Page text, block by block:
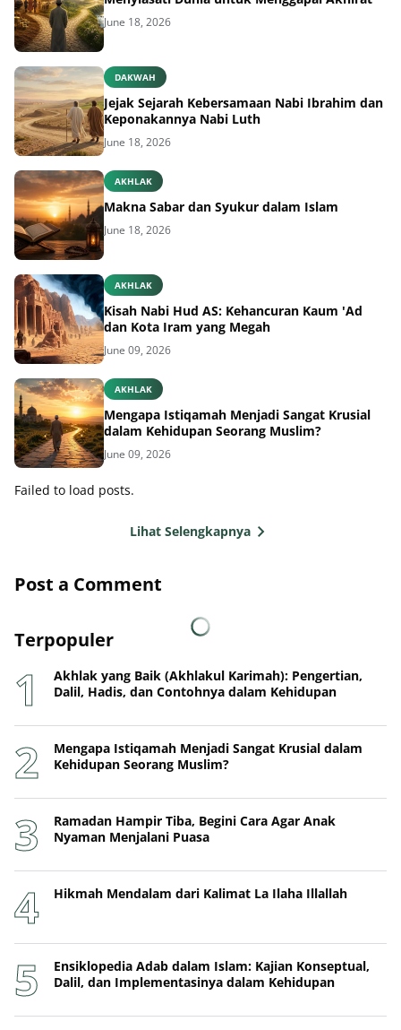
June 18, 2026
DAKWAH
Jejak Sejarah Kebersamaan Nabi Ibrahim dan
Keponakannya Nabi Luth
June 18, 2026
AKHLAK
Makna Sabar dan Syukur dalam Islam
June 18, 2026
AKHLAK
Kisah Nabi Hud AS: Kehancuran Kaum 'Ad
dan Kota Iram yang Megah
June 09, 2026
AKHLAK
Mengapa Istiqamah Menjadi Sangat Krusial
dalam Kehidupan Seorang Muslim?
June 09, 2026
Failed to load posts.
Lihat Selengkapnya
Post a Comment
Terpopuler
Akhlak yang Baik (Akhlakul Karimah): Pengertian,
Dalil, Hadis, dan Contohnya dalam Kehidupan
Mengapa Istiqamah Menjadi Sangat Krusial dalam
Kehidupan Seorang Muslim?
Ramadan Hampir Tiba, Begini Cara Agar Anak
Nyaman Menjalani Puasa
Hikmah Mendalam dari Kalimat La Ilaha Illallah
Ensiklopedia Adab dalam Islam: Kajian Konseptual,
Dalil, dan Implementasinya dalam Kehidupan